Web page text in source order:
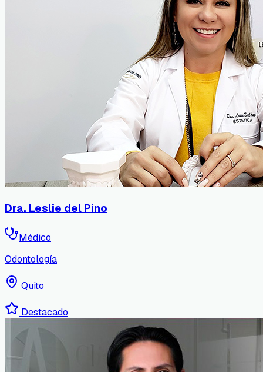
Dra. Leslie del Pino
Médico
Odontología
Quito
Destacado